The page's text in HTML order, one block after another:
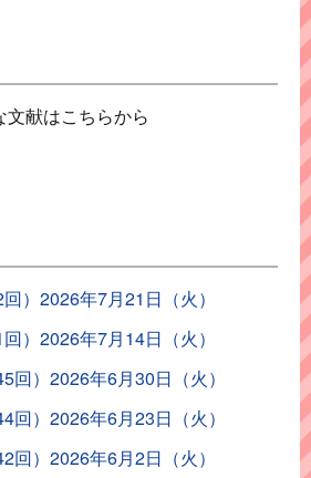
文献はこちらから
）2026年7月21日（火）
）2026年7月14日（火）
回）2026年6月30日（火）
回）2026年6月23日（火）
回）2026年6月2日（火）